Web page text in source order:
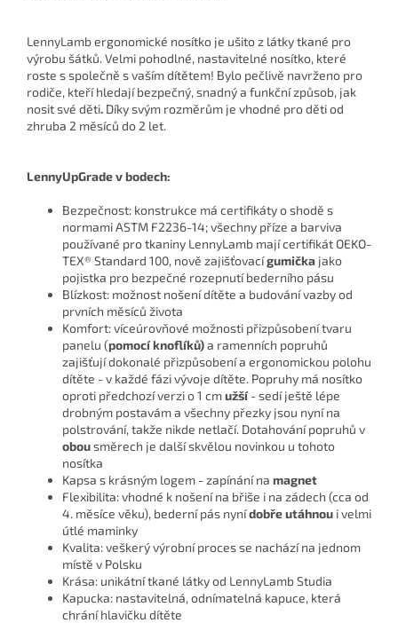
LennyLamb ergonomické nosítko je ušito z látky tkané pro
výrobu šátků. Velmi pohodlné, nastavitelné nosítko, které
roste s společně s vaším dítětem! Bylo pečlivě navrženo pro
rodiče, kteří hledají bezpečný, snadný a funkční způsob, jak
nosit své děti. Díky svým rozměrům je vhodné pro děti od
zhruba 2 měsíců do 2 let.
LennyUpGrade v bodech:
Bezpečnost: konstrukce má certifikáty o shodě s
normami ASTM F2236-14;všechny příze a barviva
používané pro tkaniny LennyLamb mají certifikát OEKO-
TEX® Standard 100, nově zajišťovacígumička jako
pojistka pro bezpečné rozepnutí bederního pásu
Blízkost: možnost nošení dítěte a budování vazby od
prvních měsíců života
Komfort: víceúrovňové možnosti přizpůsobení tvaru
panelu (pomocí knoflíků)a ramenních popruhů
zajišťují dokonalé přizpůsobení a ergonomickou polohu
dítěte - v každé fázi vývoje dítěte. Popruhy má nosítko
oproti předchozí verzi o 1 cmužší- sedí ještě lépe
drobným postavám a všechny přezky jsou nyní na
polstrování, takže nikde netlačí. Dotahování popruhů v
obousměrech je další skvělou novinkou u tohoto
nosítka
Kapsa s krásným logem - zapínání na magnet
Flexibilita: vhodné k nošení na břiše i na zádech (cca od
4. měsíce věku), bederní pás nynídobře utáhnou i velmi
útlé maminky
Kvalita: veškerý výrobní proces se nachází na jednom
místě v Polsku
Krása: unikátní tkané látky od LennyLamb Studia
Kapucka: nastavitelná, odnímatelná kapuce, která
chrání hlavičku dítěte